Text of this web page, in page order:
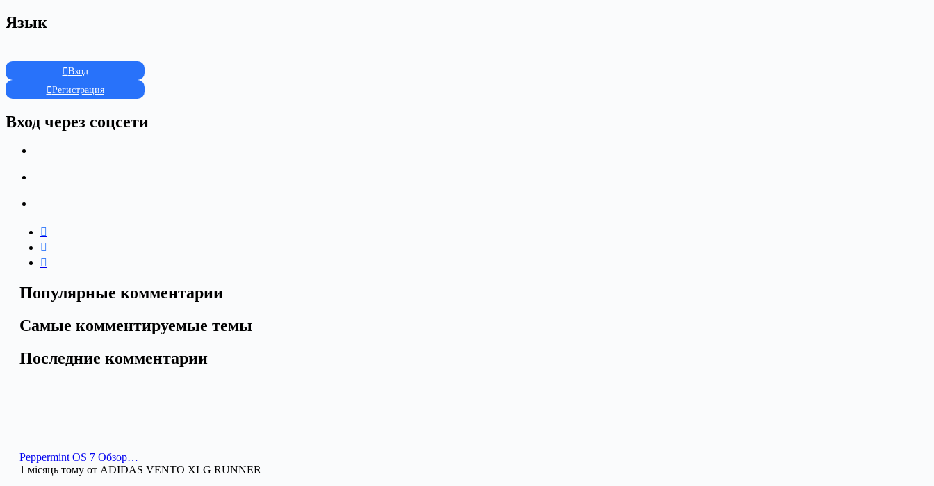
Язык
Вход
Регистрация
Вход через соцсети
Популярные комментарии
Самые комментируемые темы
Последние комментарии
Peppermint OS 7 Обзор…
1 місяць тому от ADIDAS VENTO XLG RUNNER